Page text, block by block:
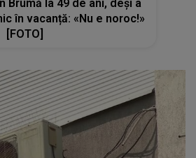
Brumă la 49 de ani, deși a
în vacanță: «Nu e noroc!»
[FOTO]